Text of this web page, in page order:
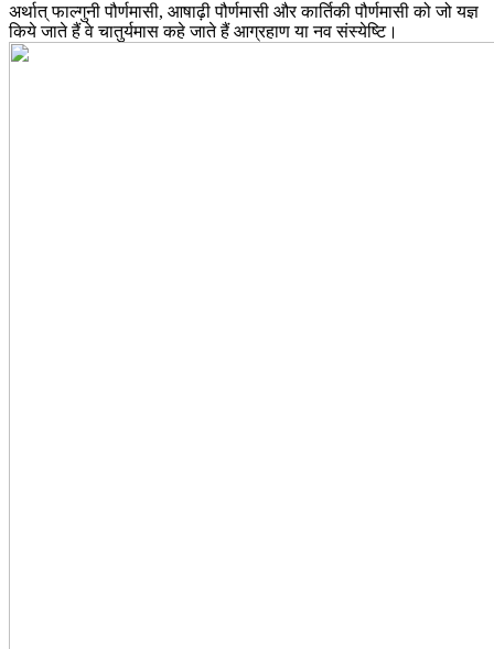
अर्थात् फाल्गुनी पौर्णमासी, आषाढ़ी पौर्णमासी और कार्तिकी पौर्णमासी को जो यज्ञ
किये जाते हैं वे चातुर्यमास कहे जाते हैं आग्रहाण या नव संस्येष्टि।